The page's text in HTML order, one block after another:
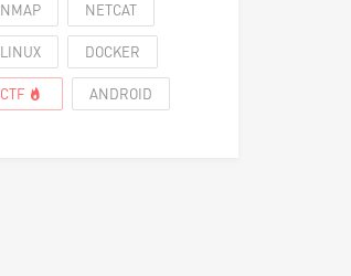
NMAP NETCAT
LINUX DOCKER
CTF ANDROID